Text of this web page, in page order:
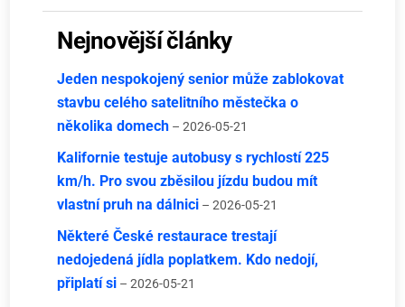
Nejnovější články
Jeden nespokojený senior může zablokovat
stavbu celého satelitního městečka o
několika domech – 2026-05-21
Kalifornie testuje autobusy s rychlostí 225
km/h. Pro svou zběsilou jízdu budou mít
vlastní pruh na dálnici – 2026-05-21
Některé České restaurace trestají
nedojedená jídla poplatkem. Kdo nedojí,
připlatí si – 2026-05-21